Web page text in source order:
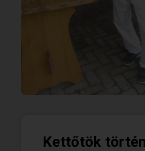
Kettőtök